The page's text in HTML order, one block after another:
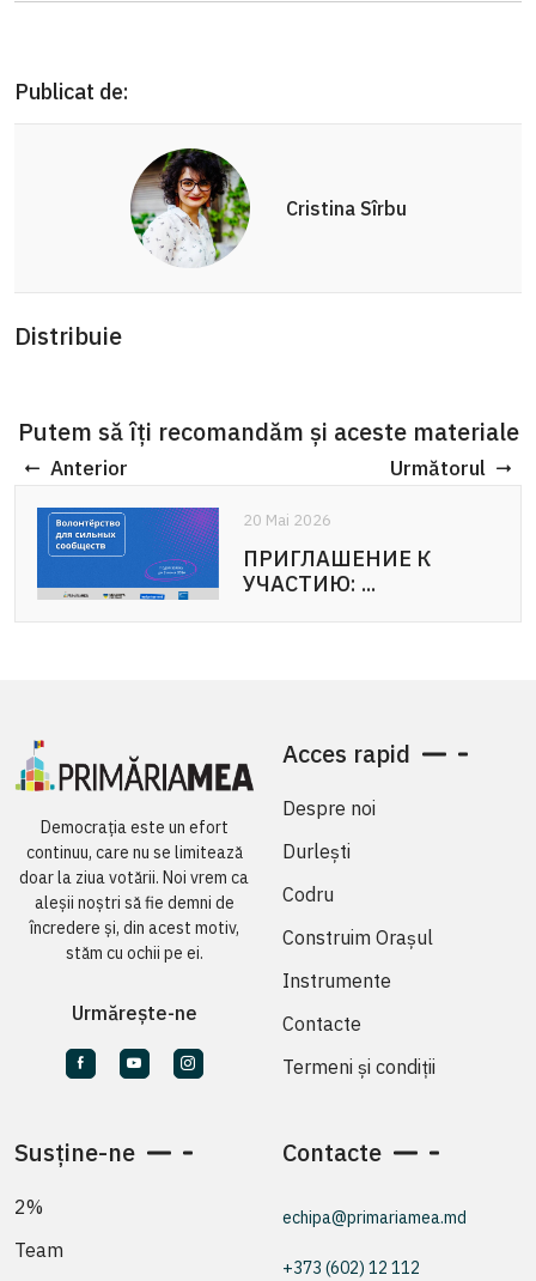
Publicat de:
Cristina Sîrbu
Distribuie
Putem să îți recomandăm și aceste materiale
Anterior Următorul
20 Mai 2026
ПРИГЛАШЕНИЕ К
УЧАСТИЮ: ...
20 Mai 2026
APEL DE PARTICIPARE:
Voluntariat pentru ...
Democrația este un efort
continuu, care nu se limitează
doar la ziua votării. Noi vrem ca
aleșii noștri să fie demni de
încredere și, din acest motiv,
stăm cu ochii pe ei.
Urmărește-ne
Acces rapid
Despre noi
Durlești
Codru
Construim Orașul
Instrumente
Contacte
Termeni și condiții
Susține-ne
2%
Team
Contacte
echipa@primariamea.md
+373 (602) 12 112